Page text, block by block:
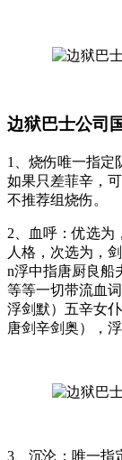
边狱巴士公司
1、烧伤唯一指定
如果只差菲辛，
不推荐组烧伤。
2、血呼：优选为
人格，次选为，
n浮中指唐厨良船
等等一切带流血
浮剑默）五辛女
唐剑辛剑奥），
3、沉沦：唯一指